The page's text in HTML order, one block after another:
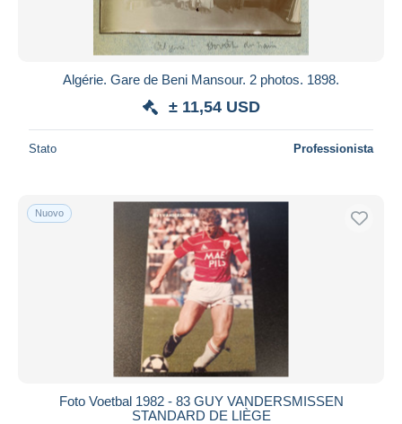
Algérie. Gare de Beni Mansour. 2 photos. 1898.
± 11,54 USD
Stato Professionista
Nuovo
Foto Voetbal 1982 - 83 GUY VANDERSMISSEN
STANDARD DE LIÈGE